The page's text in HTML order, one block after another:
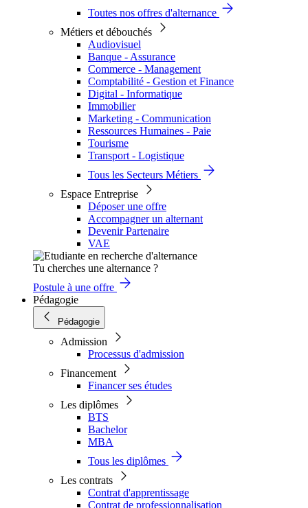
Toutes nos offres d'alternance
Métiers et débouchés
Audiovisuel
Banque - Assurance
Commerce - Management
Comptabilité - Gestion et Finance
Digital - Informatique
Immobilier
Marketing - Communication
Ressources Humaines - Paie
Tourisme
Transport - Logistique
Tous les Secteurs Métiers
Espace Entreprise
Déposer une offre
Accompagner un alternant
Devenir Partenaire
VAE
Tu cherches une alternance ?
Postule à une offre
Pédagogie
Pédagogie
Admission
Processus d'admission
Financement
Financer ses études
Les diplômes
BTS
Bachelor
MBA
Tous les diplômes
Les contrats
Contrat d'apprentissage
Contrat de professionnalisation